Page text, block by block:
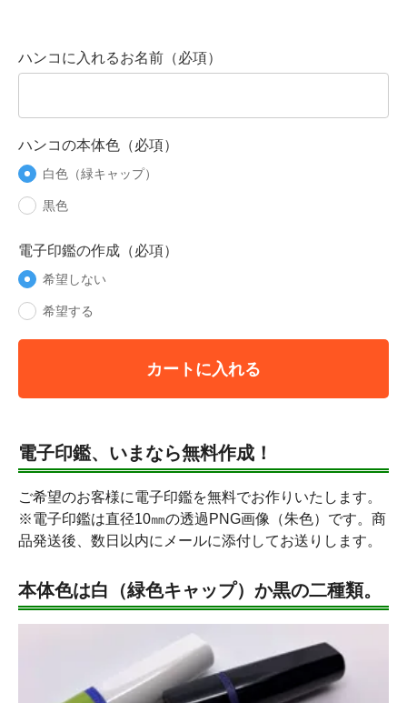
ハンコに入れるお名前（必項）
ハンコの本体色（必項）
白色（緑キャップ）
黒色
電子印鑑の作成（必項）
希望しない
希望する
カートに入れる
電子印鑑、いまなら無料作成！
ご希望のお客様に電子印鑑を無料でお作りいたします。
※電子印鑑は直径10㎜の透過PNG画像（朱色）です。商
品発送後、数日以内にメールに添付してお送りします。
本体色は白（緑色キャップ）か黒の二種類。